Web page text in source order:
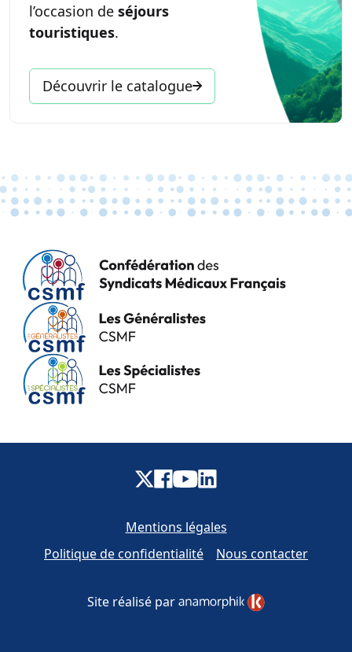
l’occasion de séjours
touristiques.
Découvrir le catalogue
Mentions légales
Politique de confidentialité
Nous contacter
Site réalisé par